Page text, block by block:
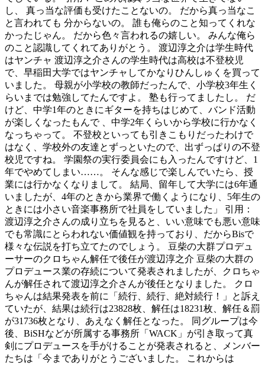
し、 真っ当な評価も受けたことないの。 だから真っ当なこ
と言われても 分からないの。 誰も俺らのこと知ってくれな
かったじゃん。 だから色々言われるの嬉しい。 みんな俺ら
のこと認識してくれてありがとう。 渡辺淳之介は学生時代
はヤンチャ 渡辺淳之介さんの学生時代は高校は不登校児
で、早稲田大学ではヤンチャしてかなりひんしゅくを買って
いました。 母親が小学校の教師だったんで、小学校3年生く
らいまでは勉強してたんですよ。 塾も行ってましたし。 だ
けど、中学1年のときにギターを持ちはじめて、バンド活動
が楽しくなったもんで 、中学2年くらいから学校に行かなく
なっちゃって。 不登校といっても引きこもりだったわけで
はなく、学校外の友達とずっといたので、出ずっぱりの不登
校児ですね。 学園祭の実行委員会にも入ったんですけど、1
年でやめてしまい……。 そんな感じで楽しんでいたら、授
業には行かなくなりまして。 結局、留年して大学には6年通
いましたが、4年のときから業界で働くようになり、5年生の
ときには小さい音楽事務所で社員をしていました」 引用：
渡辺淳之介さんの成り立ちを見ると、いい意味でも悪い意味
でも常識にとらわれない価値観を持っており、だからBisで
様々な伝説を打ち立てたのでしょう。 豆柴の大群プロデュ
ーサーのクロちゃん解任で後任が渡辺淳之介 豆柴の大群の
プロデュース業の存続について発表されましたが、クロちゃ
んが解任されて渡辺淳之介さんが後任となりました。 クロ
ちゃんは結果発表を前に「続行、続行、絶対続行！」と訴え
ていたが、結果は続行は23828枚、解任は18231枚、解任＆罰
が31736枚となり、あえなく解任となった。 同グループは今
後、BiSHなどが所属する事務所「WACK」が引き取って真
剣にプロデュースを手がけることが発表されると、メンバー
たちは「今までありがとうございました。 これからは